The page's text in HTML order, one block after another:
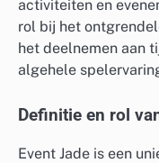
activiteiten en
rol bij het
het deelnemen aan
algehele
Definitie en rol
Event Jade is een